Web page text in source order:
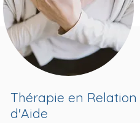
Thérapie en Relation
d'Aide